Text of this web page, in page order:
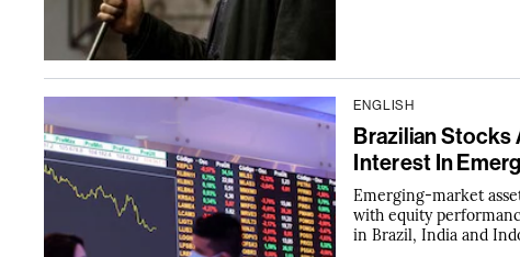
ENGLISH
Brazilian Stocks
Interest In
Emerging-market
with equity
in Brazil, India and